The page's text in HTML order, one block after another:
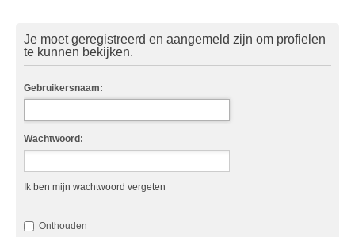
Je moet geregistreerd en aangemeld zijn om profielen
te kunnen bekijken.
Gebruikersnaam:
Wachtwoord:
Ik ben mijn wachtwoord vergeten
Onthouden